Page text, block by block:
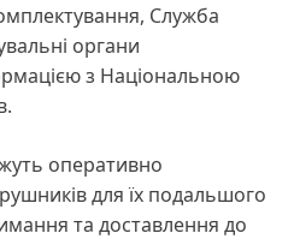
Служба
органи
з Національною
оперативно
для їх подальшого
та доставлення до